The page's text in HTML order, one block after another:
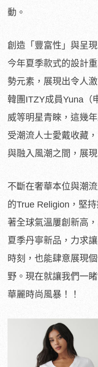
動。
創造「豐富性」與呈
今年夏季款式的設計
勢元素，展現出令人
韓團ITZY成員Yuna（
威等明星青睞，這幾
受潮流人士愛戴收藏
與融入風潮之間，展
不斷在奢華本位與潮
的True Religion，堅
著全球氣溫屢創新高
夏季丹寧新品，力求
時刻，也能肆意展現
野。現在就讓我們一
華麗時尚風暴！！